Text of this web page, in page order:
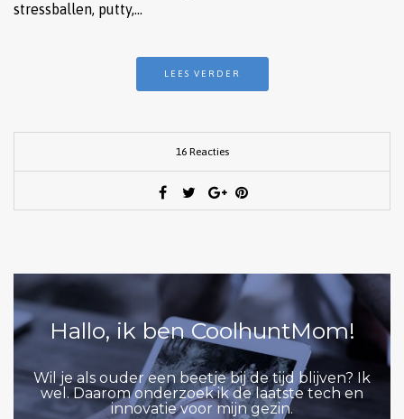
stressballen, putty,…
LEES VERDER
16 Reacties
Hallo, ik ben CoolhuntMom!
Wil je als ouder een beetje bij de tijd blijven? Ik
wel. Daarom onderzoek ik de laatste tech en
innovatie voor mijn gezin.